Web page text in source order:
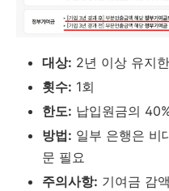
대상: 2년 이상 유지
횟수: 1회
한도: 납입원금의
방법: 일부 은행은 비
문 필요
주의사항: 기여금 감